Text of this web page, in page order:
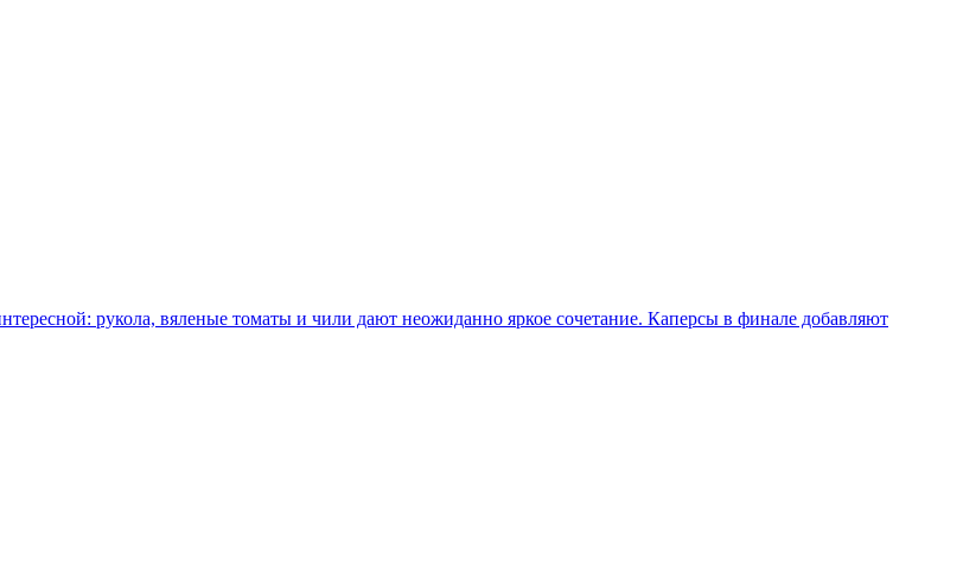
рукола, вяленые томаты и чили дают неожиданно яркое сочетание. Каперсы в финале добавляют